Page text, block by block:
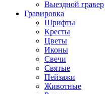
Выездной гравер
Гравировка
Шрифты
Кресты
Цветы
Иконы
Свечи
Святые
Пейзажи
Животные